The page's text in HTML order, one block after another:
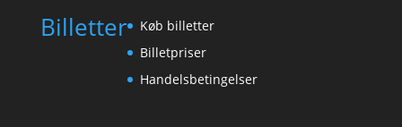
Billetter
Køb billetter
Billetpriser
Handelsbetingelser